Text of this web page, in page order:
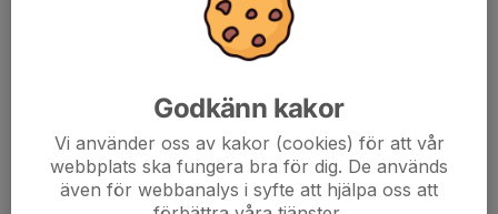
Godkänn kakor
Vi använder oss av kakor (cookies) för att vår
webbplats ska fungera bra för dig. De används
även för webbanalys i syfte att hjälpa oss att